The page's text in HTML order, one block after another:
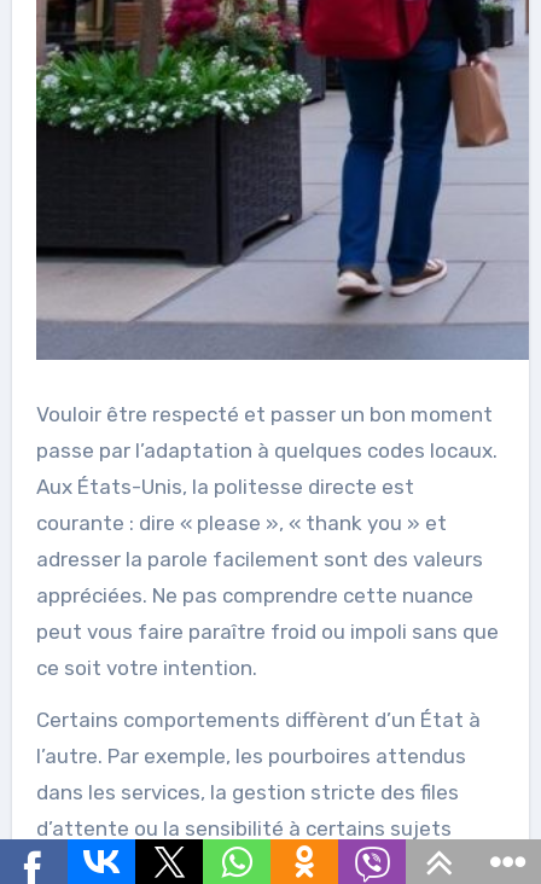
Vouloir être respecté et passer un bon moment
passe par l’adaptation à quelques codes locaux.
Aux États-Unis, la politesse directe est
courante : dire « please », « thank you » et
adresser la parole facilement sont des valeurs
appréciées. Ne pas comprendre cette nuance
peut vous faire paraître froid ou impoli sans que
ce soit votre intention.
Certains comportements diffèrent d’un État à
l’autre. Par exemple, les pourboires attendus
dans les services, la gestion stricte des files
d’attente ou la sensibilité à certains sujets
(politique, religion) peuvent varier. Évitez les